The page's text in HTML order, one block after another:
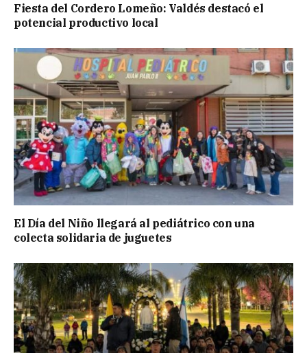
Fiesta del Cordero Lomeño: Valdés destacó el
potencial productivo local
El Día del Niño llegará al pediátrico con una
colecta solidaria de juguetes